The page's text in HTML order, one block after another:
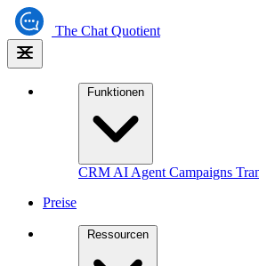
The Chat Quotient
Funktionen
CRM AI Agent Campaigns
Preise
Ressourcen